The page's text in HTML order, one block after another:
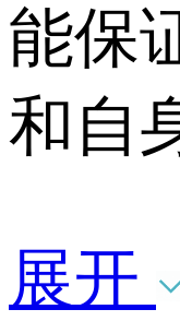
能保
和自
展开